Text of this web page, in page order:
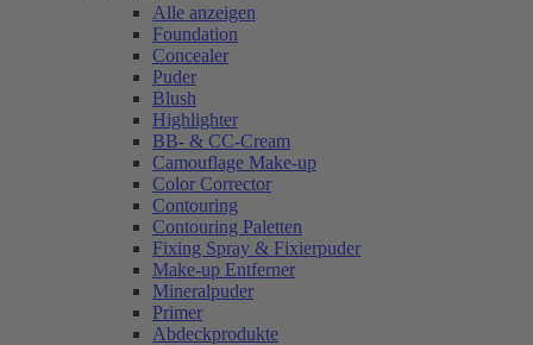
Alle anzeigen
Foundation
Concealer
Puder
Blush
Highlighter
BB- & CC-Cream
Camouflage Make-up
Color Corrector
Contouring
Contouring Paletten
Fixing Spray & Fixierpuder
Make-up Entferner
Mineralpuder
Primer
Abdeckprodukte